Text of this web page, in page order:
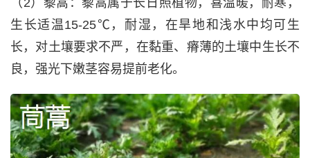
生长适温15-25℃，耐湿，在旱地和浅水中均可生
长，对土壤要求不严，在黏重、瘠薄的土壤中生长不
良，强光下嫩茎容易提前老化。